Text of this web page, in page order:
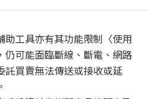
助工具亦有其功能限制〈使用
仍可能面臨斷線、斷電、網路
託買賣無法傳送或接收或延